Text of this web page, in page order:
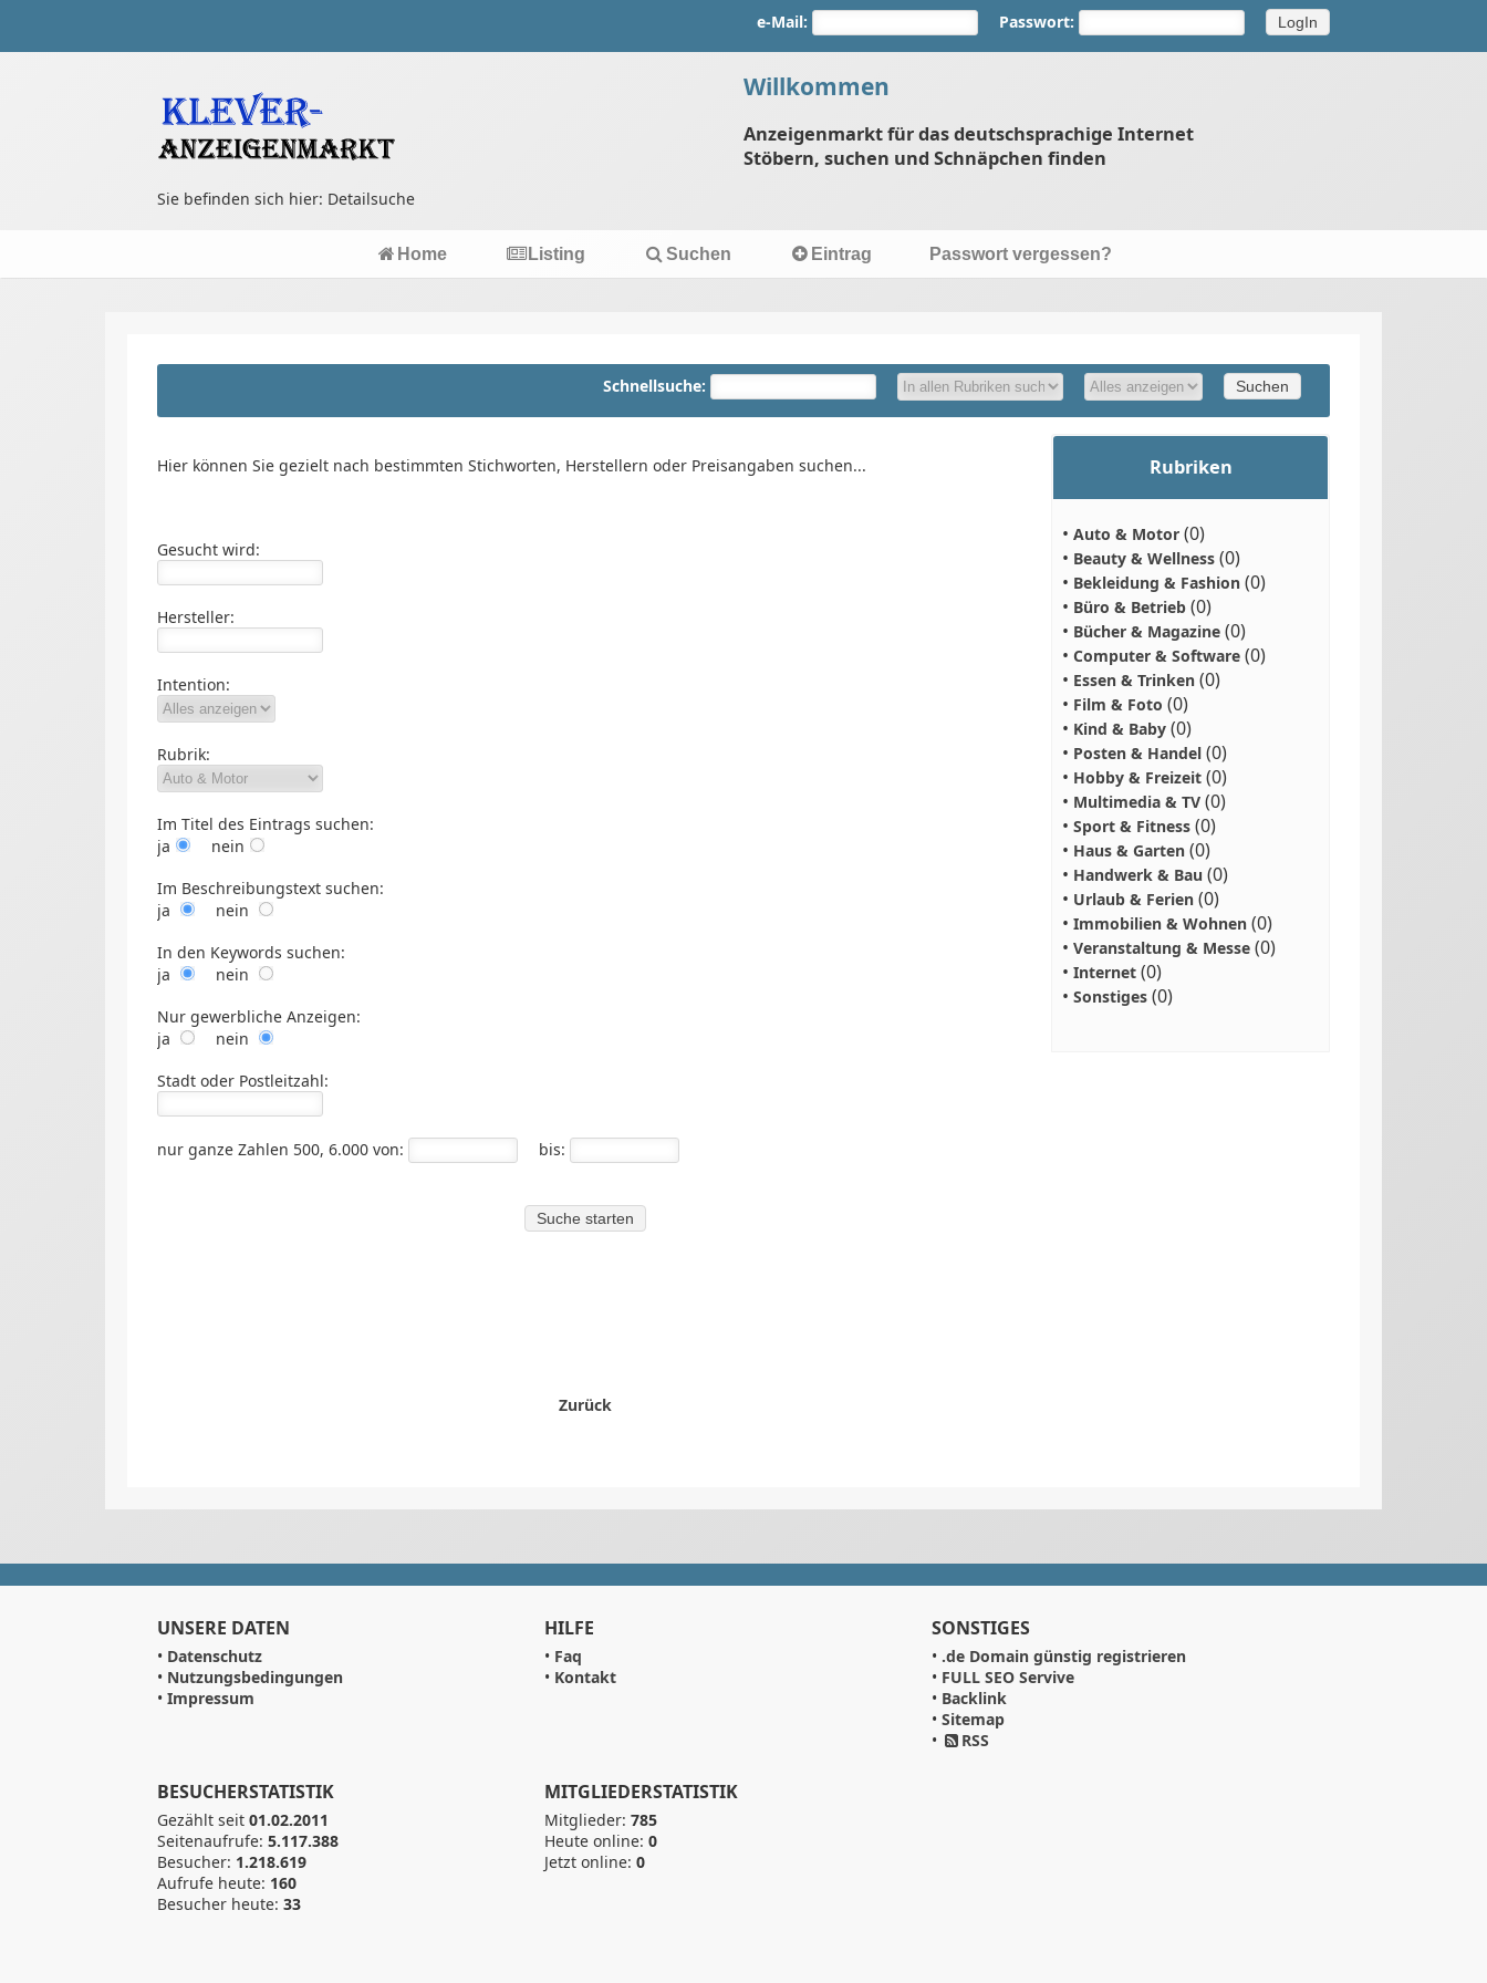
e-Mail: Passwort:
Willkommen
Anzeigenmarkt für das deutschsprachige Internet
Stöbern, suchen und Schnäpchen finden
Sie befinden sich hier: Detailsuche
Home Listing Suchen Eintrag Passwort vergessen?
Schnellsuche:
Hier können Sie gezielt nach bestimmten Stichworten, Herstellern oder Preisangaben suchen...
Gesucht wird:
Hersteller:
Intention:
Rubrik:
Im Titel des Eintrags suchen:
ja
nein
Im Beschreibungstext suchen:
ja
nein
In den Keywords suchen:
ja
nein
Nur gewerbliche Anzeigen:
ja
nein
Stadt oder Postleitzahl:
nur ganze Zahlen 500, 6.000 von: bis:
Zurück
Rubriken
• Auto & Motor (0)
• Beauty & Wellness (0)
• Bekleidung & Fashion (0)
• Büro & Betrieb (0)
• Bücher & Magazine (0)
• Computer & Software (0)
• Essen & Trinken (0)
• Film & Foto (0)
• Kind & Baby (0)
• Posten & Handel (0)
• Hobby & Freizeit (0)
• Multimedia & TV (0)
• Sport & Fitness (0)
• Haus & Garten (0)
• Handwerk & Bau (0)
• Urlaub & Ferien (0)
• Immobilien & Wohnen (0)
• Veranstaltung & Messe (0)
• Internet (0)
• Sonstiges (0)
UNSERE DATEN
• Datenschutz
• Nutzungsbedingungen
• Impressum
HILFE
• Faq
• Kontakt
SONSTIGES
• .de Domain günstig registrieren
• FULL SEO Servive
• Backlink
• Sitemap
•
RSS
BESUCHERSTATISTIK
Gezählt seit 01.02.2011
Seitenaufrufe: 5.117.388
Besucher: 1.218.619
Aufrufe heute: 160
Besucher heute: 33
MITGLIEDERSTATISTIK
Mitglieder: 785
Heute online: 0
Jetzt online: 0